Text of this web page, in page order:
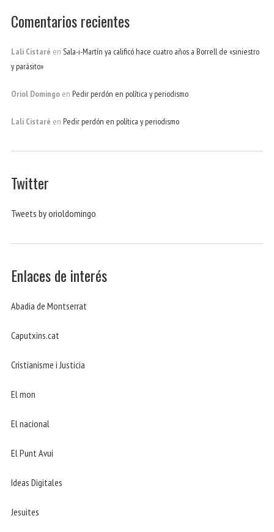
Comentarios recientes
Lali Cistaré en Sala-i-Martín ya calificó hace cuatro años a Borrell de «siniestro
y parásito»
Oriol Domingo en Pedir perdón en política y periodismo
Lali Cistaré en Pedir perdón en política y periodismo
Twitter
Tweets by orioldomingo
Enlaces de interés
Abadia de Montserrat
Caputxins.cat
Cristianisme i Justicia
El mon
El nacional
El Punt Avui
Ideas Digitales
Jesuites